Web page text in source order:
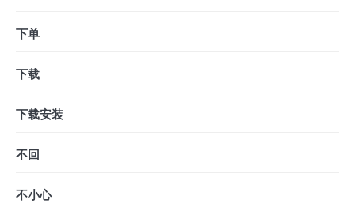
下单
下载
下载安装
不回
不小心